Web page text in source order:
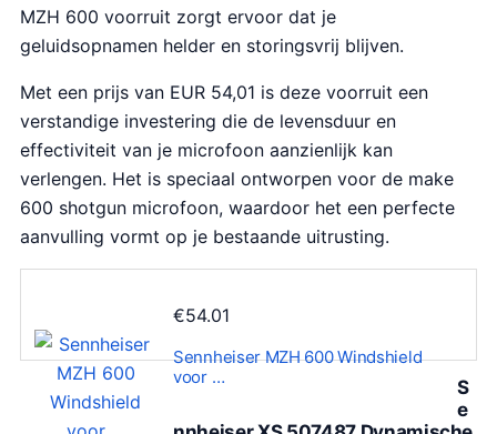
MZH 600 voorruit zorgt ervoor dat je
geluidsopnamen helder en storingsvrij blijven.
Met een prijs van EUR 54,01 is deze voorruit een
verstandige investering die de levensduur en
effectiviteit van je microfoon aanzienlijk kan
verlengen. Het is speciaal ontworpen voor de make
600 shotgun microfoon, waardoor het een perfecte
aanvulling vormt op je bestaande uitrusting.
€54.01
Sennheiser MZH 600 Windshield
voor …
S
e